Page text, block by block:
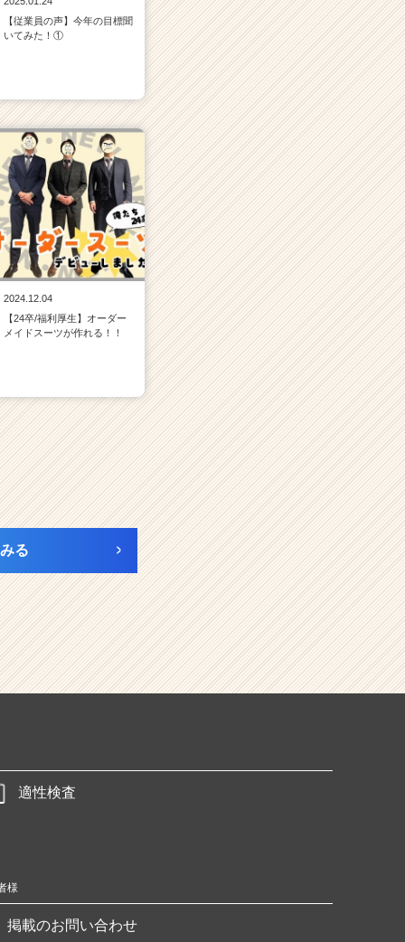
【従業員の声】今年の目標聞
いてみた！①
2024.12.04
【24卒/福利厚生】オーダー
メイドスーツが作れる！！
る
適性検査
様
掲載のお問い合わせ